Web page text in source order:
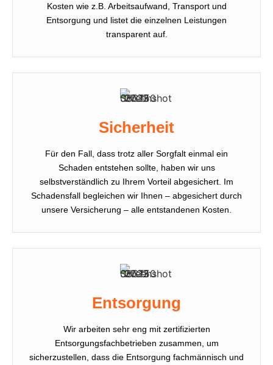
Kosten wie z.B. Arbeitsaufwand, Transport und
Entsorgung und listet die einzelnen Leistungen
transparent auf.
Sicherheit
Für den Fall, dass trotz aller Sorgfalt einmal ein
Schaden entstehen sollte, haben wir uns
selbstverständlich zu Ihrem Vorteil abgesichert. Im
Schadensfall begleichen wir Ihnen – abgesichert durch
unsere Versicherung – alle entstandenen Kosten.
Entsorgung
Wir arbeiten sehr eng mit zertifizierten
Entsorgungsfachbetrieben zusammen, um
sicherzustellen, dass die Entsorgung fachmännisch und